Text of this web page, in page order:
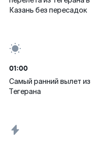
Казань без пересадок
01:00
Самый ранний вылет из
Тегерана